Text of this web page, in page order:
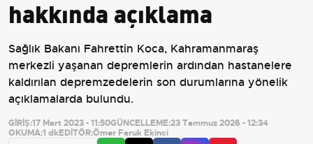
hakkında açıklama
Sağlık Bakanı Fahrettin Koca, Kahramanmaraş
merkezli yaşanan depremlerin ardından hastanelere
kaldırılan depremzedelerin son durumlarına yönelik
açıklamalarda bulundu.
GİRİŞ:17 Mart 2023 - 11:50GÜNCELLEME:23 Temmuz 2026 - 12:34
OKUMA:1 dkEDİTÖR:Ömer Faruk Ekinci